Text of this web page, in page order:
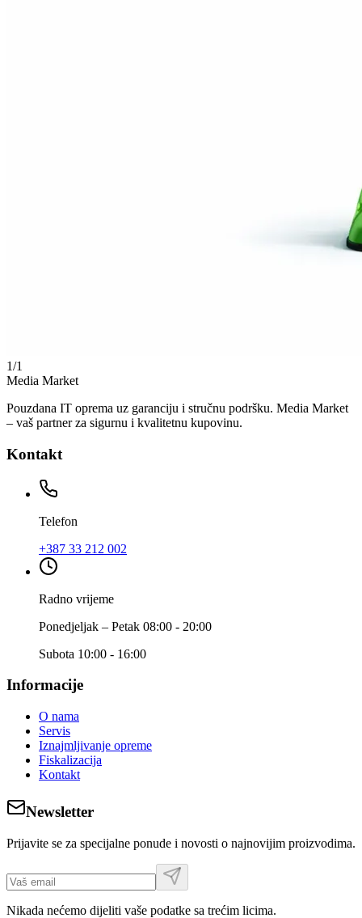
1/1
Media Market
Pouzdana IT oprema uz garanciju i stručnu podršku. Media Market
– vaš partner za sigurnu i kvalitetnu kupovinu.
Kontakt
Telefon
+387 33 212 002
Radno vrijeme
Ponedjeljak – Petak 08:00 - 20:00
Subota 10:00 - 16:00
Informacije
O nama
Servis
Iznajmljivanje opreme
Fiskalizacija
Kontakt
Newsletter
Prijavite se za specijalne ponude i novosti o najnovijim proizvodima.
Nikada nećemo dijeliti vaše podatke sa trećim licima.